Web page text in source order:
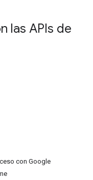
las APIs de
con Google